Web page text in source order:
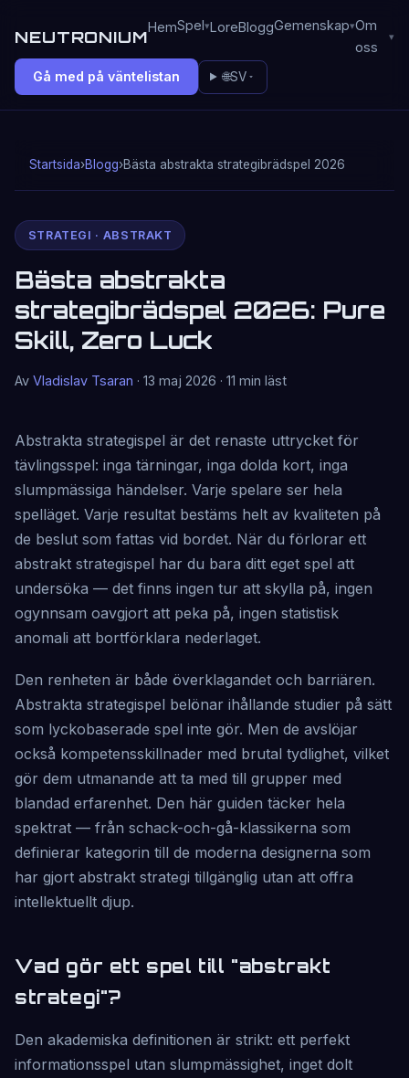
NEUTRONIUMHemSpel LoreBloggGemenskap Om
oss
Gå med på väntelistan
🌐SV
Startsida›Blogg›Bästa abstrakta strategibrädspel 2026
STRATEGI · ABSTRAKT
Bästa abstrakta
strategibrädspel 2026: Pure
Skill, Zero Luck
Av Vladislav Tsaran · 13 maj 2026 · 11 min läst
Abstrakta strategispel är det renaste uttrycket för
tävlingsspel: inga tärningar, inga dolda kort, inga
slumpmässiga händelser. Varje spelare ser hela
spelläget. Varje resultat bestäms helt av kvaliteten på
de beslut som fattas vid bordet. När du förlorar ett
abstrakt strategispel har du bara ditt eget spel att
undersöka — det finns ingen tur att skylla på, ingen
ogynnsam oavgjort att peka på, ingen statistisk
anomali att bortförklara nederlaget.
Den renheten är både överklagandet och barriären.
Abstrakta strategispel belönar ihållande studier på sätt
som lyckobaserade spel inte gör. Men de avslöjar
också kompetensskillnader med brutal tydlighet, vilket
gör dem utmanande att ta med till grupper med
blandad erfarenhet. Den här guiden täcker hela
spektrat — från schack-och-gå-klassikerna som
definierar kategorin till de moderna designerna som
har gjort abstrakt strategi tillgänglig utan att offra
intellektuellt djup.
Vad gör ett spel till "abstrakt
strategi"?
Den akademiska definitionen är strikt: ett perfekt
informationsspel utan slumpmässighet, inget dolt